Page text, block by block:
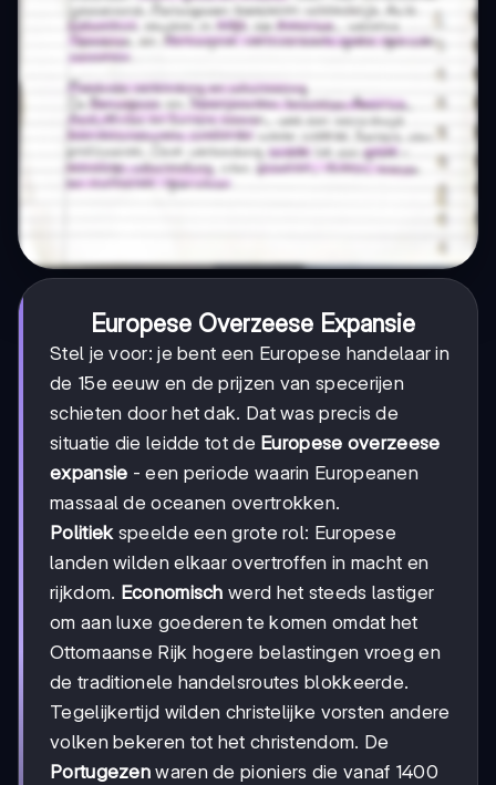
Europese Overzeese Expansie
Stel je voor: je bent een Europese handelaar in
de 15e eeuw en de prijzen van specerijen
schieten door het dak. Dat was precis de
situatie die leidde tot de Europese overzeese
expansie - een periode waarin Europeanen
massaal de oceanen overtrokken.
Politiekspeelde een grote rol: Europese
landen wilden elkaar overtroffen in macht en
rijkdom. Economisch werd het steeds lastiger
om aan luxe goederen te komen omdat het
Ottomaanse Rijk hogere belastingen vroeg en
de traditionele handelsroutes blokkeerde.
Tegelijkertijd wilden christelijke vorsten andere
volken bekeren tot het christendom. De
Portugezen waren de pioniers die vanaf 1400